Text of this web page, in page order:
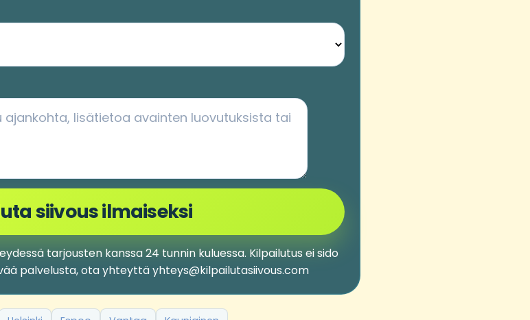
siivous ilmaiseksi
tarjousten kanssa 24 tunnin kuluessa. Kilpailutus ei sido
palvelusta, ota yhteyttä yhteys@kilpailutasiivous.com